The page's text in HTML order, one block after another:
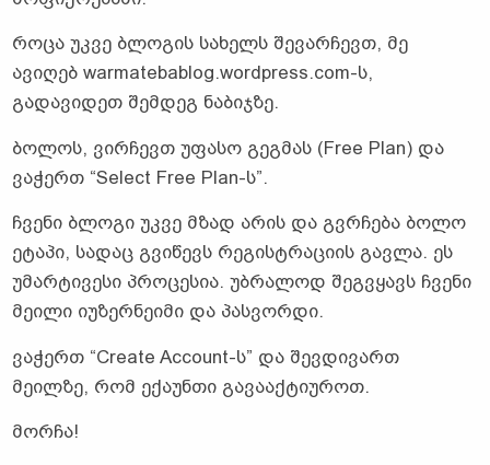
როცა უკვე ბლოგის სახელს შევარჩევთ, მე
ავიღებ warmatebablog.wordpress.com-ს,
გადავიდეთ შემდეგ ნაბიჯზე.
ბოლოს, ვირჩევთ უფასო გეგმას (Free Plan) და
ვაჭერთ “Select Free Plan-ს”.
ჩვენი ბლოგი უკვე მზად არის და გვრჩება ბოლო
ეტაპი, სადაც გვიწევს რეგისტრაციის გავლა. ეს
უმარტივესი პროცესია. უბრალოდ შეგვყავს ჩვენი
მეილი იუზერნეიმი და პასვორდი.
ვაჭერთ “Create Account-ს” და შევდივართ
მეილზე, რომ ექაუნთი გავააქტიუროთ.
მორჩა!